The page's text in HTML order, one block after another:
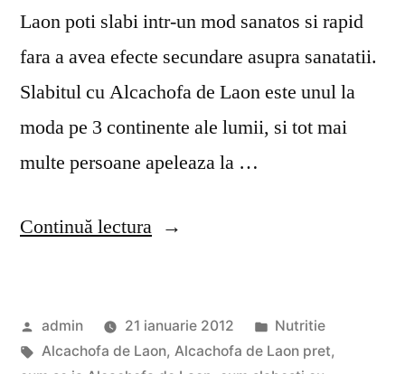
Laon poti slabi intr-un mod sanatos si rapid
fara a avea efecte secundare asupra sanatatii.
Slabitul cu Alcachofa de Laon este unul la
moda pe 3 continente ale lumii, si tot mai
multe persoane apeleaza la …
Continuă lectura„Alcachofa
extract
de
Publicat
de
admin 21 ianuarie 2012
Publicat
în
Nutritie
Etichete:
Alcachofa de Laon, Alcachofa de Laon pret,